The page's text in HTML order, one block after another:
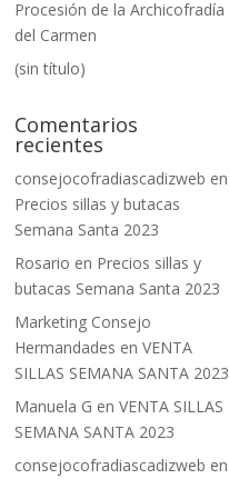
Procesión de la Archicofradía
del Carmen
(sin título)
Comentarios
recientes
consejocofradiascadizweb en
Precios sillas y butacas
Semana Santa 2023
Rosario en Precios sillas y
butacas Semana Santa 2023
Marketing Consejo
Hermandades enVENTA
SILLAS SEMANA SANTA 2023
Manuela G enVENTA SILLAS
SEMANA SANTA 2023
consejocofradiascadizweb en